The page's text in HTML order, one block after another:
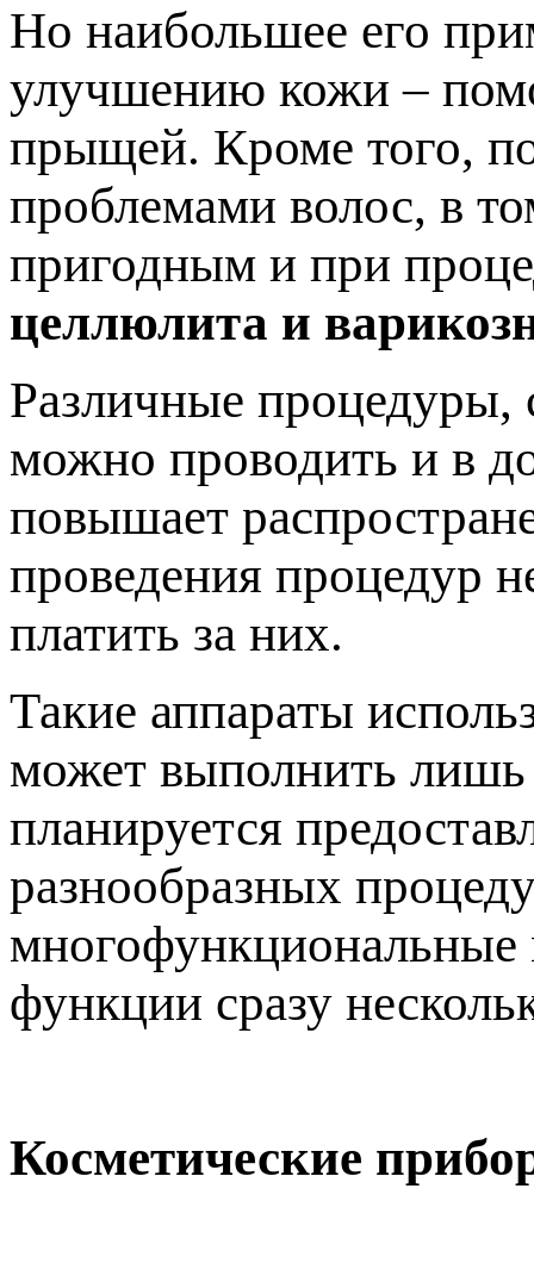
Но наибольшее его
улучшению кожи –
прыщей. Кроме того,
проблемами волос, в
пригодным и при
целлюлита и
Различные процедуры,
можно проводить и в
повышает
проведения процедур
платить за них.
Такие аппараты
может выполнить
планируется
разнообразных
многофункциональные
функции сразу
Косметические